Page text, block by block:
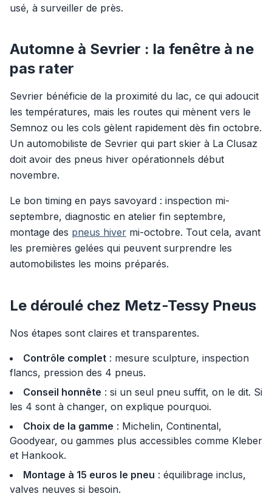
usé, à surveiller de près.
Automne à Sevrier : la fenêtre à ne
pas rater
Sevrier bénéficie de la proximité du lac, ce qui adoucit
les températures, mais les routes qui mènent vers le
Semnoz ou les cols gèlent rapidement dès fin octobre.
Un automobiliste de Sevrier qui part skier à La Clusaz
doit avoir des pneus hiver opérationnels début
novembre.
Le bon timing en pays savoyard : inspection mi-
septembre, diagnostic en atelier fin septembre,
montage des pneus hiver mi-octobre. Tout cela, avant
les premières gelées qui peuvent surprendre les
automobilistes les moins préparés.
Le déroulé chez Metz-Tessy Pneus
Nos étapes sont claires et transparentes.
Contrôle complet : mesure sculpture, inspection
flancs, pression des 4 pneus.
Conseil honnête : si un seul pneu suffit, on le dit. Si
les 4 sont à changer, on explique pourquoi.
Choix de la gamme : Michelin, Continental,
Goodyear, ou gammes plus accessibles comme Kleber
et Hankook.
Montage à 15 euros le pneu : équilibrage inclus,
valves neuves si besoin.